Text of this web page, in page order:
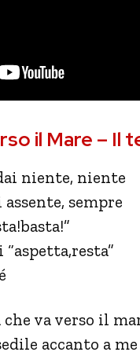
il Mare – Il
niente, niente
sempre
va verso il
accanto a me